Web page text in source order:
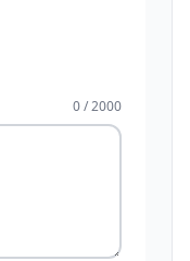
0 / 2000